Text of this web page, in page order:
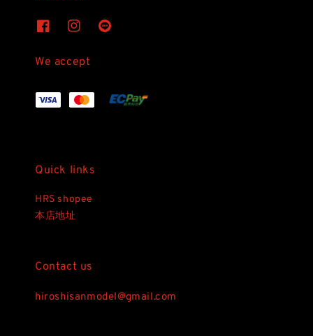
We accept
Quick links
HRS shopee
本店地址
Contact us
hiroshisanmodel@gmail.com